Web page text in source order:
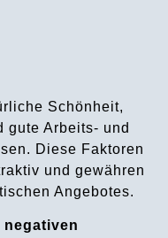
Schönheit,
gute Arbeits- und
Diese Faktoren
und gewähren
Angebotes.
negativen